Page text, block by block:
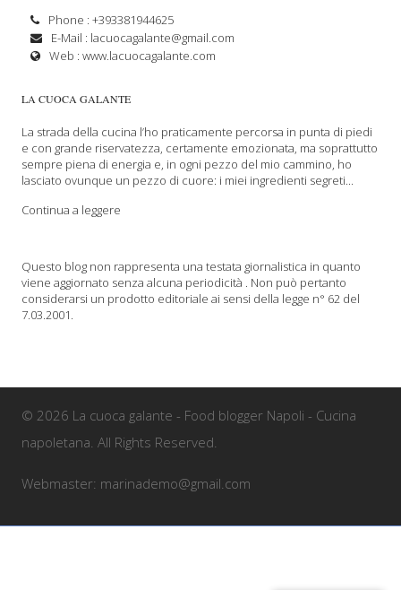
Phone : +393381944625
E-Mail : lacuocagalante@gmail.com
Web :www.lacuocagalante.com
LA CUOCA GALANTE
La strada della cucina l’ho praticamente percorsa in punta di piedi
e con grande riservatezza, certamente emozionata, ma soprattutto
sempre piena di energia e, in ogni pezzo del mio cammino, ho
lasciato ovunque un pezzo di cuore: i miei ingredienti segreti...
Continua a leggere
Questo blog non rappresenta una testata giornalistica in quanto
viene aggiornato senza alcuna periodicità . Non può pertanto
considerarsi un prodotto editoriale ai sensi della legge n° 62 del
7.03.2001.
© 2026 La cuoca galante - Food blogger Napoli - Cucina
napoletana. All Rights Reserved.
Webmaster: marinademo@gmail.com